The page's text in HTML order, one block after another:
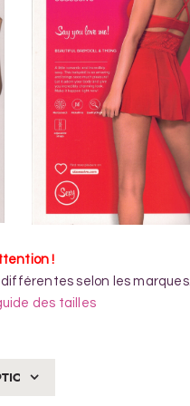
!
selon les marques.
des tailles